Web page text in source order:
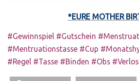
*EURE MOTHER
#Gewinnspiel #Gutschein
#Mentruationstasse #Cup
#Regel #Tasse #Binden #Obs